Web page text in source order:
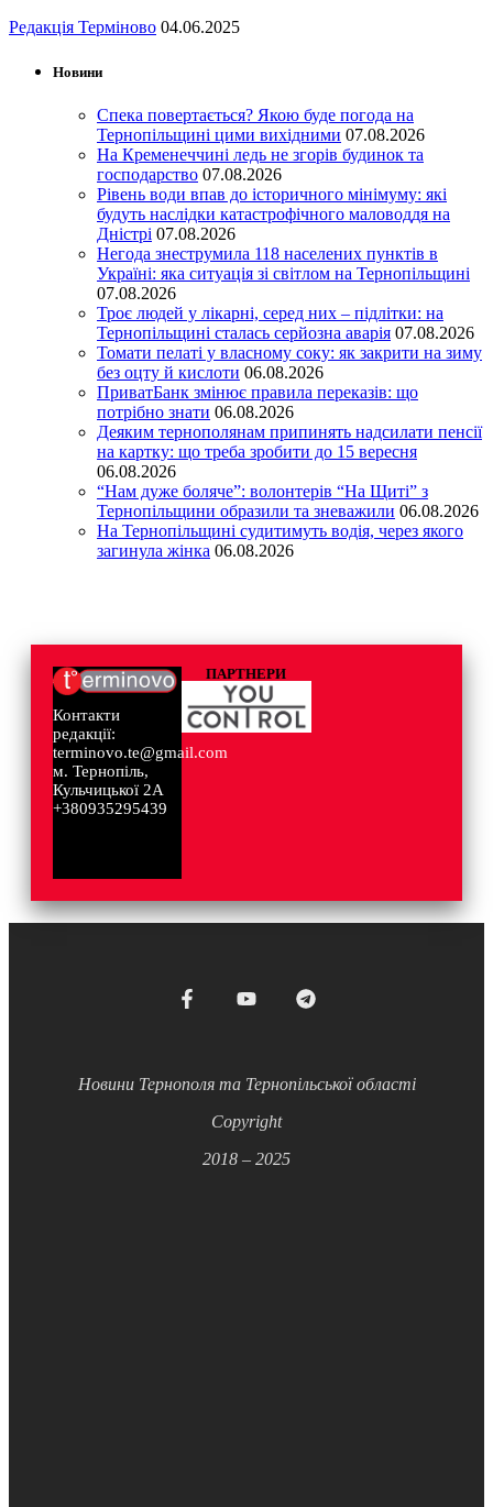
Редакція Терміново 04.06.2025
Новини
Спека повертається? Якою буде погода на
Тернопільщині цими вихідними 07.08.2026
На Кременеччині ледь не згорів будинок та
господарство 07.08.2026
Рівень води впав до історичного мінімуму: які
будуть наслідки катастрофічного маловоддя на
Дністрі 07.08.2026
Негода знеструмила 118 населених пунктів в
Україні: яка ситуація зі світлом на Тернопільщині
07.08.2026
Троє людей у лікарні, серед них – підлітки: на
Тернопільщині сталась серйозна аварія 07.08.2026
Томати пелаті у власному соку: як закрити на зиму
без оцту й кислоти 06.08.2026
ПриватБанк змінює правила переказів: що
потрібно знати 06.08.2026
Деяким тернополянам припинять надсилати пенсії
на картку: що треба зробити до 15 вересня
06.08.2026
“Нам дуже боляче”: волонтерів “На Щиті” з
Тернопільщини образили та зневажили 06.08.2026
На Тернопільщині судитимуть водія, через якого
загинула жінка 06.08.2026
Контакти
редакції:
terminovo.te@gmail.com
м. Тернопіль,
Кульчицької 2А
+380935295439
ПАРТНЕРИ
Новини Тернополя та Тернопільської області
Copyright
2018 – 2025